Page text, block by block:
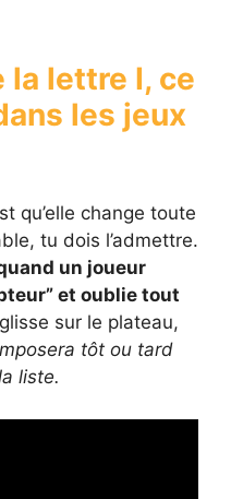
la lettre I, ce
les jeux
qu’elle change toute
tu dois l’admettre.
un joueur
et oublie tout
sur le plateau,
tôt ou tard
liste.